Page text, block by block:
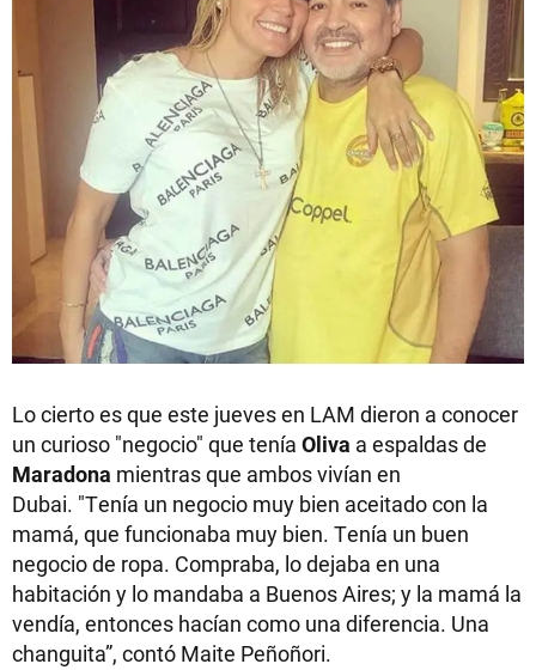
Lo cierto es que este jueves en LAM dieron a conocer
un curioso "negocio" que tenía Oliva a espaldas de
Maradona mientras que ambos vivían en
Dubai. "Tenía un negocio muy bien aceitado con la
mamá, que funcionaba muy bien. Tenía un buen
negocio de ropa. Compraba, lo dejaba en una
habitación y lo mandaba a Buenos Aires; y la mamá la
vendía, entonces hacían como una diferencia. Una
changuita”, contó Maite Peñoñori.